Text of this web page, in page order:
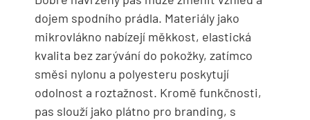
dojem spodního prádla. Materiály jako
mikrovlákno nabízejí měkkost, elastická
kvalita bez zarývání do pokožky, zatímco
směsi nylonu a polyesteru poskytují
odolnost a roztažnost. Kromě funkčnosti,
pas slouží jako plátno pro branding, s